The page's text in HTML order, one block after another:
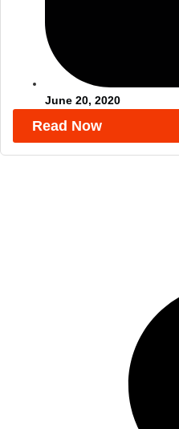
June 20, 2020
Read Now